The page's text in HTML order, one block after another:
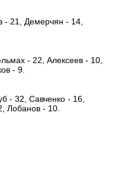
- 21, Демерчян - 14,
- 22, Алексеев - 10,
- 9.
- 32, Савченко - 16,
Лобанов - 10.